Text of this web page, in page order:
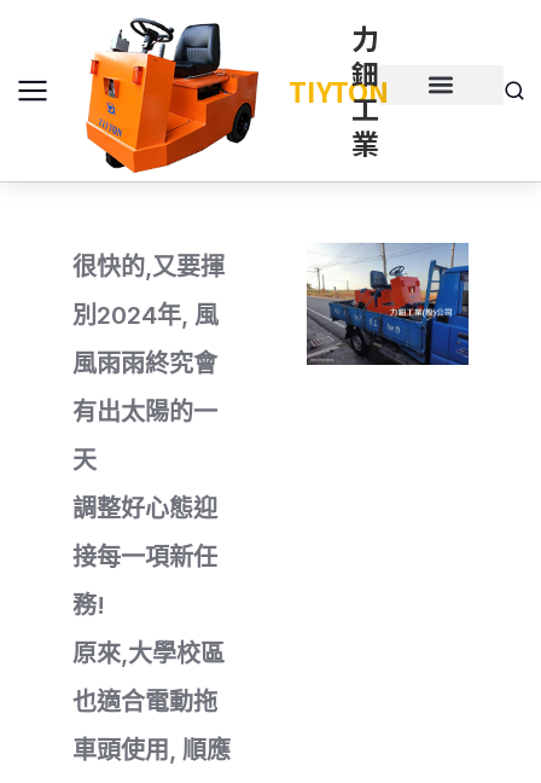
TIYTON
力
鈿
工
業
很快的,又要揮
別2024年, 風
風雨雨終究會
有出太陽的一
天
調整好心態迎
接每一項新任
務!
原來,大學校區
也適合電動拖
車頭使用, 順應